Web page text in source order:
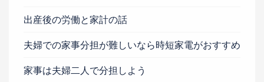
出産後の労働と家計の話
夫婦での家事分担が難しいなら時短家電がおすすめ
家事は夫婦二人で分担しよう